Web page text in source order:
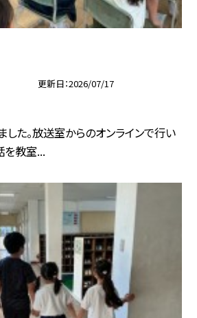
更新日 2026/07/17
た。放送室からのオンラインで行い
を教室...